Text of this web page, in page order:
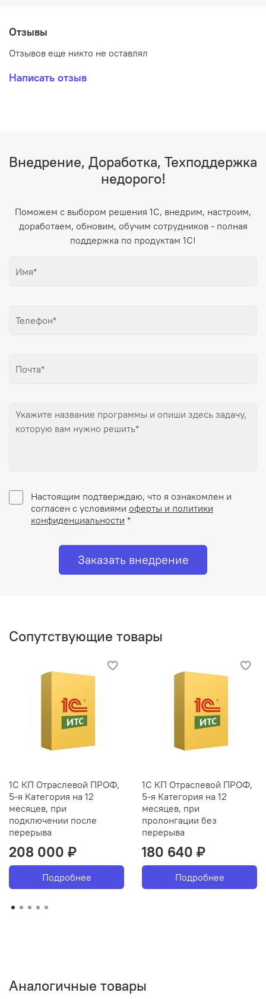
Отзывы
Отзывов еще никто не оставлял
Написать отзыв
Внедрение, Доработка, Техподдержка
недорого!
Поможем с выбором решения 1С, внедрим, настроим,
доработаем, обновим, обучим сотрудников - полная
поддержка по продуктам 1С!
Настоящим подтверждаю, что я ознакомлен и
согласен с условиями оферты и политики
конфиденциальности *
Заказать внедрение
Сопутствующие товары
1С КП Отраслевой ПРОФ,
5-я Категория на 12
месяцев, при
подключении после
перерыва
208 000 ₽
Подробнее
1С КП Отраслевой ПРОФ,
5-я Категория на 12
месяцев, при
пролонгации без
перерыва
180 640 ₽
Подробнее
Аналогичные товары